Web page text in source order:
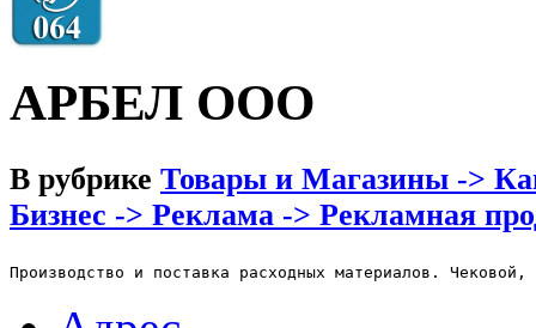
АРБЕЛ ООО
В рубрике Товары и Магазины ->
Бизнес -> Реклама -> Рекламная
Производство и поставка расходных материалов.